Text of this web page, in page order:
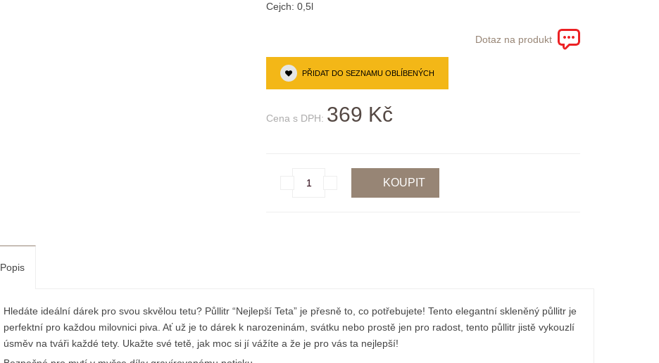
Cejch: 0,5l
Dotaz na produkt
PŘIDAT DO SEZNAMU OBLÍBENÝCH
Cena s DPH: 369 Kč
Popis
Hledáte ideální dárek pro svou skvělou tetu? Půllitr “Nejlepší Teta” je přesně to, co potřebujete! Tento elegantní skleněný půllitr je
perfektní pro každou milovnici piva. Ať už je to dárek k narozeninám, svátku nebo prostě jen pro radost, tento půllitr jistě vykouzlí
úsměv na tváři každé tety. Ukažte své tetě, jak moc si jí vážíte a že je pro vás ta nejlepší!